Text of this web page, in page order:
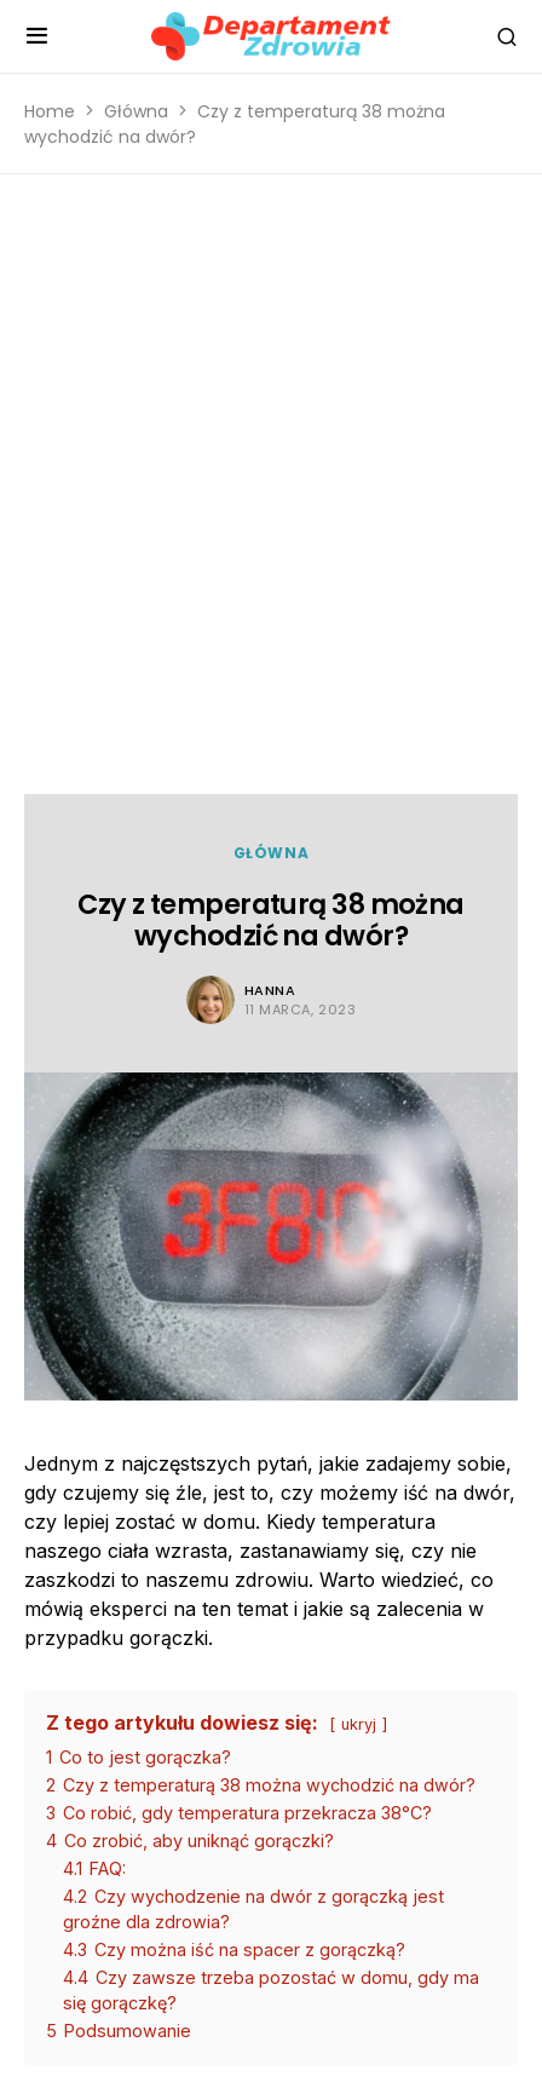
Home Główna
Czy z temperaturą 38 można
wychodzić na dwór?
GŁÓWNA
Czy z temperaturą 38 można
wychodzić na dwór?
HANNA
11 MARCA, 2023
Jednym z najczęstszych pytań, jakie zadajemy sobie,
gdy czujemy się źle, jest to, czy możemy iść na dwór,
czy lepiej zostać w domu. Kiedy temperatura
naszego ciała wzrasta, zastanawiamy się, czy nie
zaszkodzi to naszemu zdrowiu. Warto wiedzieć, co
mówią eksperci na ten temat i jakie są zalecenia w
przypadku gorączki.
Z tego artykułu dowiesz się: ukryj
1 Co to jest gorączka?
2 Czy z temperaturą 38 można wychodzić na dwór?
3 Co robić, gdy temperatura przekracza 38°C?
4 Co zrobić, aby uniknąć gorączki?
4.1 FAQ:
4.2 Czy wychodzenie na dwór z gorączką jest
groźne dla zdrowia?
4.3 Czy można iść na spacer z gorączką?
4.4 Czy zawsze trzeba pozostać w domu, gdy ma
się gorączkę?
5 Podsumowanie